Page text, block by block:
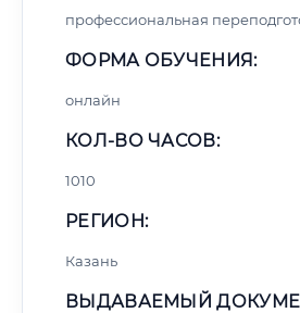
профессиональная
ФОРМА ОБУЧЕНИЯ:
онлайн
КОЛ-ВО ЧАСОВ:
1010
РЕГИОН:
Казань
ВЫДАВАЕМЫЙ